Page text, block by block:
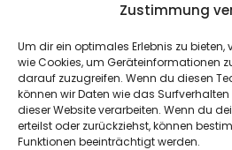
Zustimmung
Um dir ein optimales Erlebnis zu
wie Cookies, um Geräteinformationen
darauf zuzugreifen. Wenn du diesen
können wir Daten wie das
dieser Website verarbeiten. Wenn du
erteilst oder zurückziehst, können
Funktionen beeinträchtigt werden.